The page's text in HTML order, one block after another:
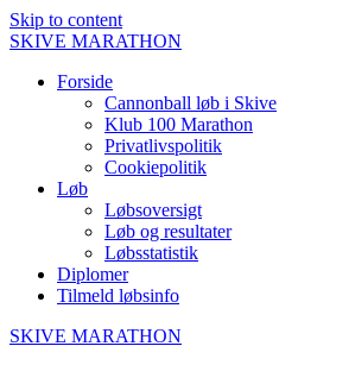
Skip to content
SKIVE MARATHON
Forside
Cannonball løb i Skive
Klub 100 Marathon
Privatlivspolitik
Cookiepolitik
Løb
Løbsoversigt
Løb og resultater
Løbsstatistik
Diplomer
Tilmeld løbsinfo
SKIVE MARATHON